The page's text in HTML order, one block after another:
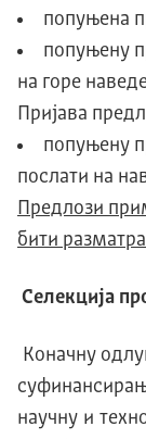
попуњена
попуњену
на горе
Пријава
попуњену
послати на
Предлози
бити
Селекција
Коначну
научну и